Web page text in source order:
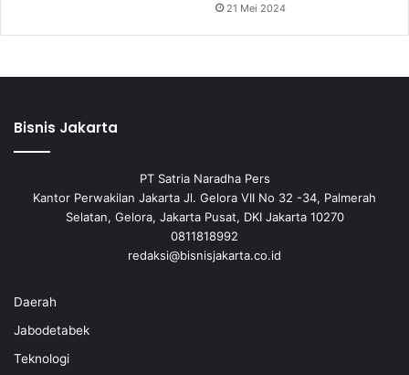
21 Mei 2024
Bisnis Jakarta
PT Satria Naradha Pers
Kantor Perwakilan Jakarta Jl. Gelora VII No 32 -34, Palmerah
Selatan, Gelora, Jakarta Pusat, DKI Jakarta 10270
0811818992
redaksi@bisnisjakarta.co.id
Daerah
Jabodetabek
Teknologi